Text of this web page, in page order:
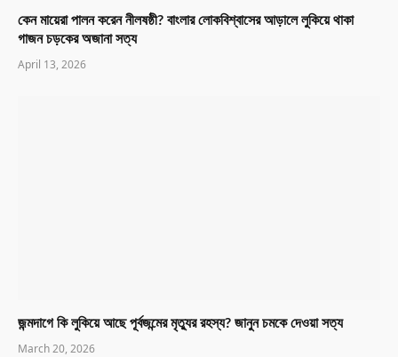
কেন মায়েরা পালন করেন নীলষষ্ঠী? বাংলার লোকবিশ্বাসের আড়ালে লুকিয়ে থাকা
গাজন চড়কের অজানা সত্য
April 13, 2026
জন্মদাগে কি লুকিয়ে আছে পূর্বজন্মের মৃত্যুর রহস্য? জানুন চমকে দেওয়া সত্য
March 20, 2026